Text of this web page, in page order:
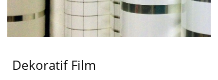
Dekoratif Film